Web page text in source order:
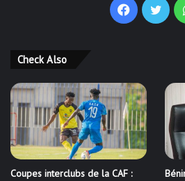
Check Also
Coupes interclubs de la CAF :